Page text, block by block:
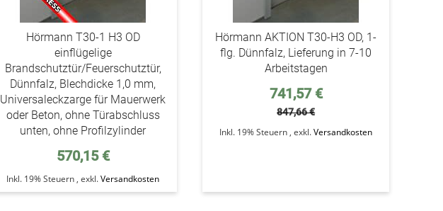
Hörmann T30-1 H3 OD
einflügelige
Brandschutztür/Feuerschutztür,
Dünnfalz, Blechdicke 1,0 mm,
Universaleckzarge für Mauerwerk
oder Beton, ohne Türabschluss
unten, ohne Profilzylinder
570,15 €
Inkl. 19% Steuern ,exkl.Versandkosten
Hörmann AKTION T30-H3 OD, 1-
flg. Dünnfalz, Lieferung in 7-10
Arbeitstagen
Sonderpreis
741,57 €
847,66 €
Inkl. 19% Steuern ,exkl.Versandkosten